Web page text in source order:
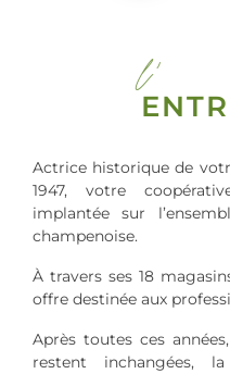
l'
Actrice historique de
1947, votre
implantée sur
champenoise.
À travers ses 18
offre destinée aux
Après toutes ces
restent inchangées,